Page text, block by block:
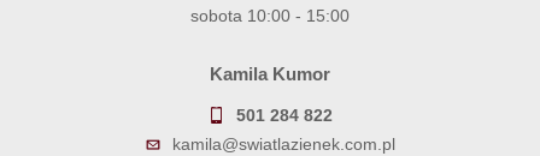
sobota 10:00 - 15:00
Kamila Kumor
501 284 822
kamila@swiatlazienek.com.pl